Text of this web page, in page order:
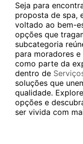
Seja para
proposta de spa,
voltado ao bem-
opções que
subcategoria
para moradores
como parte da
dentro de
soluções que
qualidade.
opções e
ser vivida com